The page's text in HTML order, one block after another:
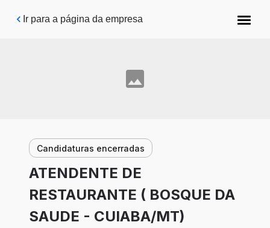
Pular para o conteúdo principal
Ir para a página da empresa
Candidaturas encerradas
ATENDENTE DE
RESTAURANTE ( BOSQUE DA
SAUDE - CUIABA/MT)